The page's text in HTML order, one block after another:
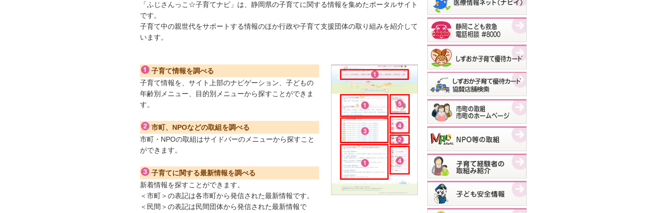
「ふじさんっこ☆子育てナビ」は、静岡県の子育てに関する情報を集めたポータルサイト
です。
子育て中の親世代をサポートする情報のほか行政や子育て支援団体の取り組みを紹介して
います。
子育て情報を調べる
子育て情報を、サイト上部のナビゲーション、子どもの
年齢別メニュー、目的別メニューから探すことができま
す。
市町、NPOなどの取組を調べる
市町・NPOの取組はサイドバーのメニューから探すこと
ができます。
子育てに関する最新情報を調べる
新着情報を探すことができます。
＜市町＞の表記は各市町から発信された最新情報です。
＜民間＞の表記は民間団体から発信された最新情報で